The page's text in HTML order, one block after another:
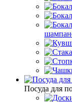
Посуда для